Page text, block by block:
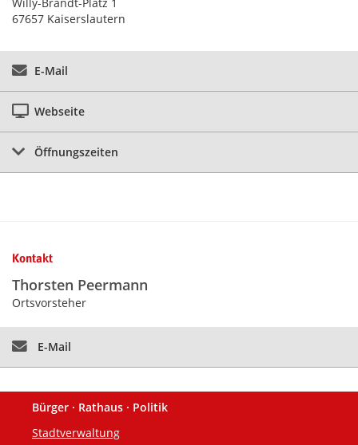
67657 Kaiserslautern
E-Mail
Webseite
Öffnungszeiten
Kontakt
Thorsten Peermann
Ortsvorsteher
E-Mail
Fußzeile
Bürger · Rathaus · Politik
Stadtverwaltung